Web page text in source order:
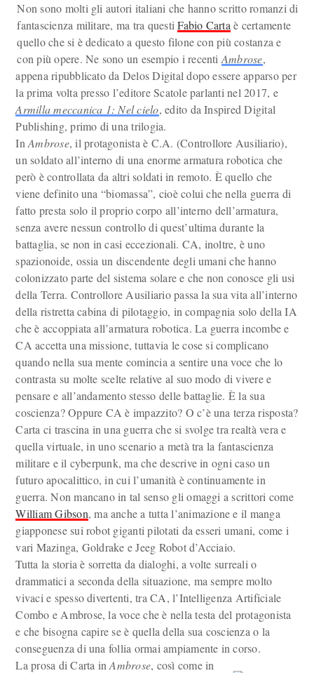
Non sono molti gli autori italiani che hanno scritto romanzi di
fantascienza militare, ma tra questiFabio Carta è certamente
quello che si è dedicato a questo filone con più costanza e
con più opere. Ne sono un esempio i recenti Ambrose,
appena ripubblicato da Delos Digital dopo essere apparso per
la prima volta presso l’editore Scatole parlanti nel 2017, e
Armilla meccanica 1: Nel cielo, edito da Inspired Digital
Publishing, primo di una trilogia.
InAmbrose, il protagonista è C.A. (Controllore Ausiliario),
un soldato all’interno di una enorme armatura robotica che
però è controllata da altri soldati in remoto. È quello che
viene definito una “biomassa”, cioè colui che nella guerra di
fatto presta solo il proprio corpo all’interno dell’armatura,
senza avere nessun controllo di quest’ultima durante la
battaglia, se non in casi eccezionali. CA, inoltre, è uno
spazionoide, ossia un discendente degli umani che hanno
colonizzato parte del sistema solare e che non conosce gli usi
della Terra. Controllore Ausiliario passa la sua vita all’interno
della ristretta cabina di pilotaggio, in compagnia solo della IA
che è accoppiata all’armatura robotica. La guerra incombe e
CA accetta una missione, tuttavia le cose si complicano
quando nella sua mente comincia a sentire una voce che lo
contrasta su molte scelte relative al suo modo di vivere e
pensare e all’andamento stesso delle battaglie. È la sua
coscienza? Oppure CA è impazzito? O c’è una terza risposta?
Carta ci trascina in una guerra che si svolge tra realtà vera e
quella virtuale, in uno scenario a metà tra la fantascienza
militare e il cyberpunk, ma che descrive in ogni caso un
futuro apocalittico, in cui l’umanità è continuamente in
guerra. Non mancano in tal senso gli omaggi a scrittori come
William Gibson, ma anche a tutta l’animazione e il manga
giapponese sui robot giganti pilotati da esseri umani, come i
vari Mazinga, Goldrake e Jeeg Robot d’Acciaio.
Tutta la storia è sorretta da dialoghi, a volte surreali o
drammatici a seconda della situazione, ma sempre molto
vivaci e spesso divertenti, tra CA, l’Intelligenza Artificiale
Combo e Ambrose, la voce che è nella testa del protagonista
e che bisogna capire se è quella della sua coscienza o la
conseguenza di una follia ormai ampiamente in corso.
La prosa di Carta inAmbrose, così come in